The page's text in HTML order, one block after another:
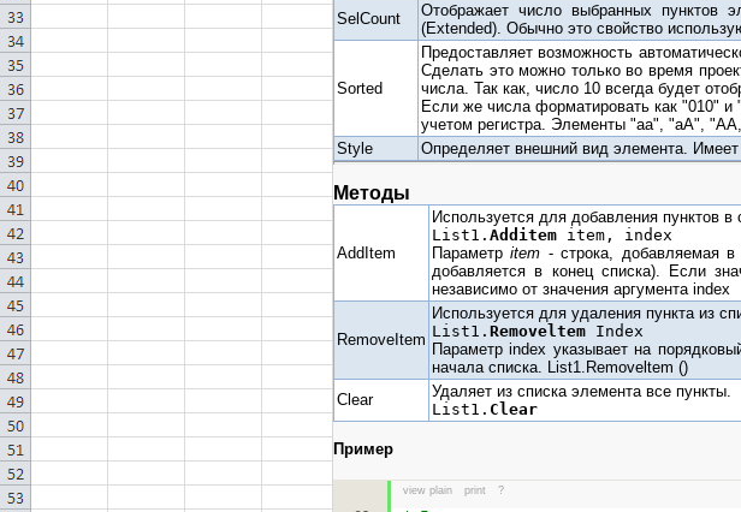
SelCount
Отображает число выбранных пунктов
(Extended). Обычно это свойство
Sorted
Предоставляет возможность
Сделать это можно только во время
числа. Так как, число 10 всегда будет
Если же числа форматировать как "010" и
учетом регистра. Элементы "aa", "aA",
Style
Определяет внешний вид элемента.
Методы
AddItem
Используется для добавления пунктов в
List1. Additem item, index
Параметрitem - строка, добавляемая
добавляется в конец списка). Если
независимо от значения аргумента index
RemoveItem
Используется для удаления пункта из
List1. Removeltem Index
Параметр index указывает на
начала списка. List1.Removeltem ()
Clear
Удаляет из списка элемента все пункты.
List1. Clear
Пример
view plain print ?